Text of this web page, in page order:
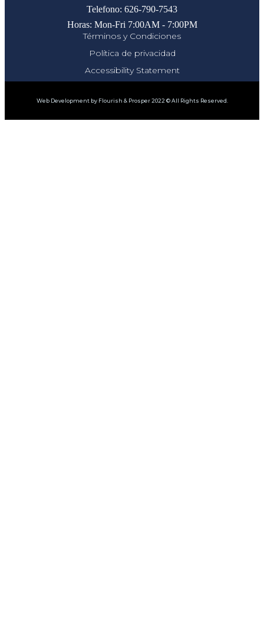
Telefono: 626-790-7543
Horas: Mon-Fri 7:00AM - 7:00PM
Términos y Condiciones
Política de privacidad
Accessibility Statement
Web Development by Flourish & Prosper 2022 © All Rights Reserved.